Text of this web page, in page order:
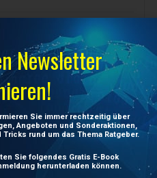
for
für die
von
with help
Newsletter
Sie immer rechtzeitig über
Angeboten und Sonderaktionen,
rund um das Thema Ratgeber.
Sie folgendes Gratis E-Book
herunterladen können.